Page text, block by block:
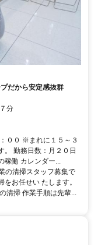
だから安定感抜群
分
００ ※まれに１５～３
。 勤務日数：月２０日
働 カレンダー...
の清掃スタッフ募集で
お任せい たします。
掃 作業手順は先輩...